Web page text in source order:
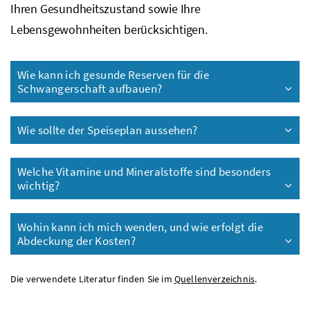
Ihren Gesundheitszustand sowie Ihre
Lebensgewohnheiten berücksichtigen.
Wie kann ich gesunde Reserven für die
Schwangerschaft aufbauen?
Wie sollte der Speiseplan aussehen?
Welche Vitamine und Mineralstoffe sind besonders
wichtig?
Wohin kann ich mich wenden, und wie erfolgt die
Abdeckung der Kosten?
Die verwendete Literatur finden Sie im Quellenverzeichnis.